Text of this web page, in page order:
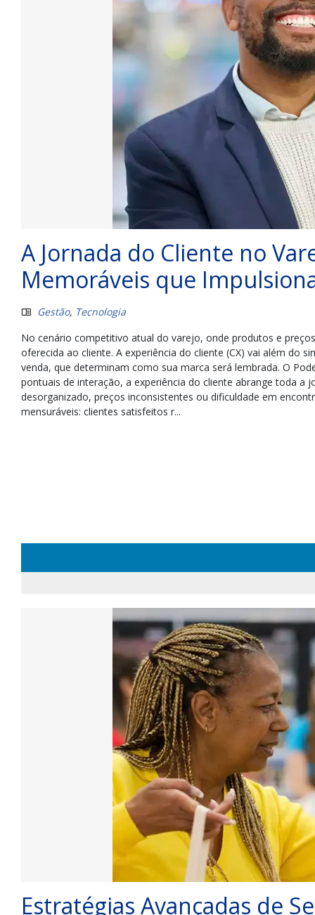
A Jornada do Cliente no
Memoráveis que
Gestão, Tecnologia
No cenário competitivo atual do varejo, onde produtos e
oferecida ao cliente. A experiência do cliente (CX) vai além do
venda, que determinam como sua marca será lembrada. O
pontuais de interação, a experiência do cliente abrange toda
desorganizado, preços inconsistentes ou dificuldade em
mensuráveis: clientes satisfeitos r...
Estratégias Avançadas de